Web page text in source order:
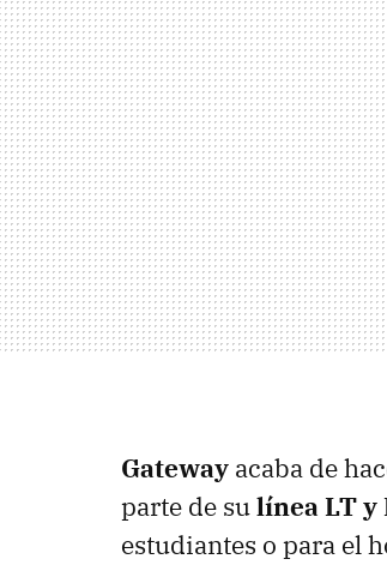
Gateway acaba de
parte de sulínea LT y
estudiantes o para el